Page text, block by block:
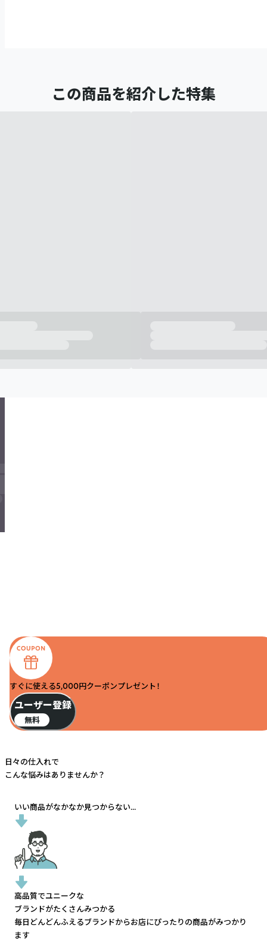
この商品を紹介した特集
すぐに使える5,000円クーポンプレゼント！
ユーザー登録
無料
日々の仕入れで
こんな悩みはありませんか？
いい商品がなかなか見つからない...
高品質でユニークな
ブランドがたくさんみつかる
毎日どんどんふえるブランドからお店にぴったりの商品がみつかり
ます